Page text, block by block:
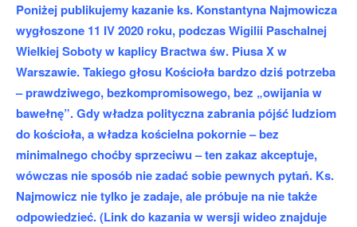
Poniżej publikujemy kazanie ks. Konstantyna Najmowicza
wygłoszone 11 IV 2020 roku, podczas Wigilii Paschalnej
Wielkiej Soboty w kaplicy Bractwa św. Piusa X w
Warszawie. Takiego głosu Kościoła bardzo dziś potrzeba
– prawdziwego, bezkompromisowego, bez „owijania w
bawełnę”. Gdy władza polityczna zabrania pójść ludziom
do kościoła, a władza kościelna pokornie – bez
minimalnego choćby sprzeciwu – ten zakaz akceptuje,
wówczas nie sposób nie zadać sobie pewnych pytań. Ks.
Najmowicz nie tylko je zadaje, ale próbuje na nie także
odpowiedzieć. (Link do kazania w wersji wideo znajduje